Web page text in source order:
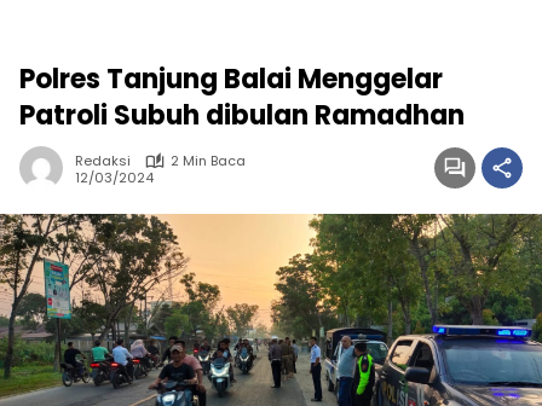
Polres Tanjung Balai Menggelar
Patroli Subuh dibulan Ramadhan
Redaksi
2 Min Baca
12/03/2024